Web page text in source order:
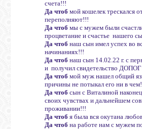
счета!!!
Да чтоб мой кошелек трескался
переполняют!!!
Да чтоб мы с мужем были
процветание и счастье нашего
Да чтоб наш сын имел успех во
начинаниях!!!
Да чтоб наш сын 14.02.22 г. с
и получил свидетельство
Да чтоб мой муж нашел общий
причины не потыкал его ни в
Да чтоб сын с Виталиной
своих чувствах и дальнейшем
проживании!!!
Да чтоб я была вся окутана
Да чтоб на работе нам с мужем